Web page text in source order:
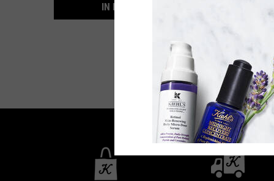
IN DEN WARENKORB